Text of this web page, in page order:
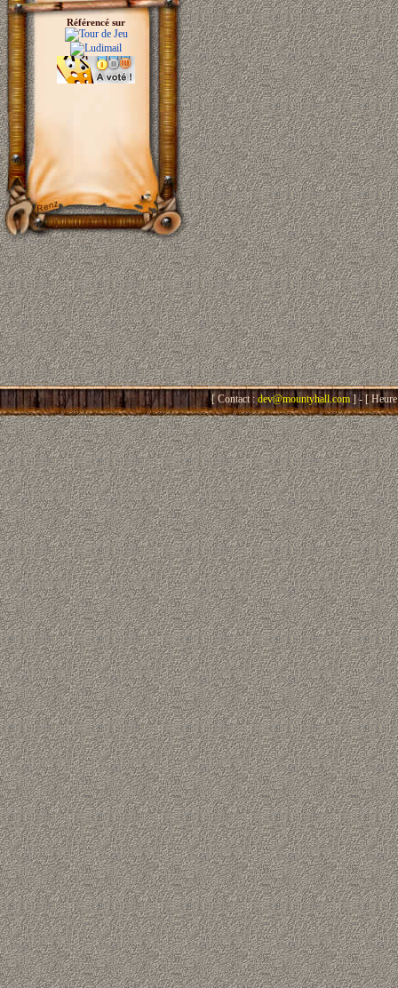
Référencé sur
[ Contact : dev@mountyhall.com] - [ Heure